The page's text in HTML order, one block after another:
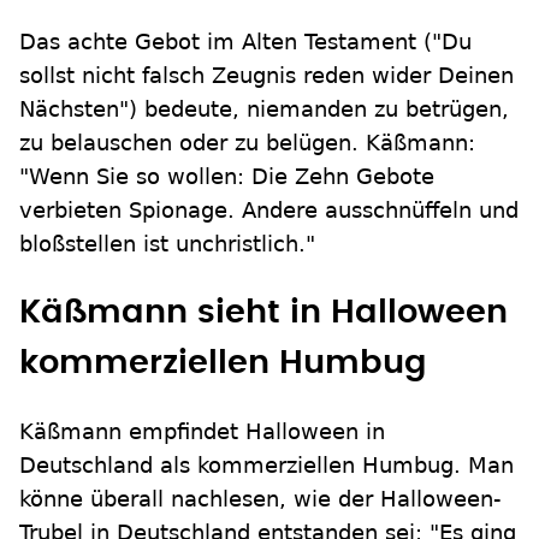
Das achte Gebot im Alten Testament ("Du
sollst nicht falsch Zeugnis reden wider Deinen
Nächsten") bedeute, niemanden zu betrügen,
zu belauschen oder zu belügen. Käßmann:
"Wenn Sie so wollen: Die Zehn Gebote
verbieten Spionage. Andere ausschnüffeln und
bloßstellen ist unchristlich."
Käßmann sieht in Halloween
kommerziellen Humbug
Käßmann empfindet Halloween in
Deutschland als kommerziellen Humbug. Man
könne überall nachlesen, wie der Halloween-
Trubel in Deutschland entstanden sei: "Es ging